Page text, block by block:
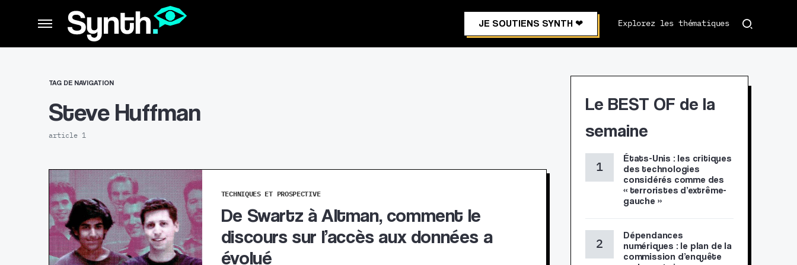
JE SOUTIENS SYNTH ❤︎ Explorez les thématiques
TAG DE NAVIGATION
Steve Huffman
article 1
TECHNIQUES ET PROSPECTIVE
De Swartz à Altman, comment le
discours sur l’accès aux données a
évolué
Le BEST OF de la
semaine
États-Unis : les critiques
des technologies
considérés comme des
« terroristes d’extrême-
gauche »
Dépendances
numériques : le plan de la
commission d’enquête